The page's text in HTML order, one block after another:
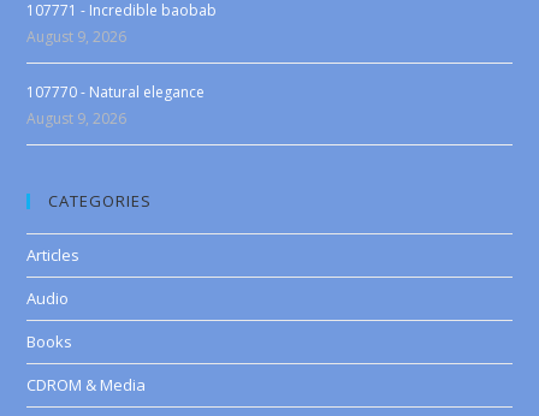
107771 - Incredible baobab
August 9, 2026
107770 - Natural elegance
August 9, 2026
CATEGORIES
Articles
Audio
Books
CDROM & Media